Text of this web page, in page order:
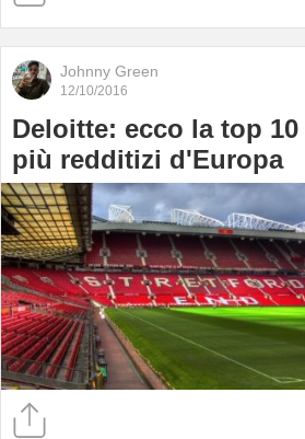
Johnny Green
12/10/2016
Deloitte: ecco la top
più redditizi d'Europa